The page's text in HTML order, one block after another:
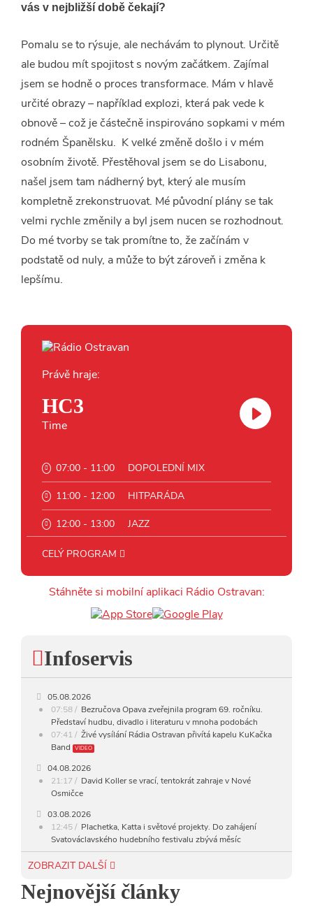
vás v nejbližší době čekají?
Pomalu se to rýsuje, ale nechávám to plynout. Určitě
ale budou mít spojitost s novým začátkem. Zajímal
jsem se hodně o proces transformace. Mám v hlavě
určité obrazy – například explozi, která pak vede k
obnově – což je částečně inspirováno sopkami v mém
rodném Španělsku. K velké změně došlo i v mém
osobním životě. Přestěhoval jsem se do Lisabonu,
našel jsem tam nádherný byt, který ale musím
kompletně zrekonstruovat. Mé původní plány se tak
velmi rychle změnily a byl jsem nucen se rozhodnout.
Do mé tvorby se tak promítne to, že začínám v
podstatě od nuly, a může to být zároveň i změna k
lepšímu.
Právě hraje:
HC3
Time
07:00 - 11:00 DOPOLEDNÍ MIX
11:00 - 12:00 HITPARÁDA
12:00 - 13:00 JAZZ
13:00 - 14:00
14:00 - 15:00 FOLK
15:00 - 16:00 POP STARS
ŽIVĚ: ROZHOVOR S KAPELOU
KUKAČKA BAND
18:00 - 20:00 INDEPENDENT
20:00 - 23:00 VEČERNÍ MIX
CELÝ PROGRAM
Stáhněte si mobilní aplikaci Rádio Ostravan:
Infoservis
05.08.2026
07:58
Bezručova Opava zveřejnila program 69. ročníku.
Představí hudbu, divadlo i literaturu v mnoha podobách
07:41
Živé vysílání Rádia Ostravan přivítá kapelu KuKačka
Band
VIDEO
04.08.2026
21:17
David Koller se vrací, tentokrát zahraje v Nové
Osmičce
03.08.2026
12:45
Plachetka, Katta i světové projekty. Do zahájení
Svatováclavského hudebního festivalu zbývá měsíc
29.07.2026
listopadu v klubu Barrák
VIDEO
10:33
Úsměvné historky ze života ostravské kapely Verše:
ZOBRAZIT DALŠÍ
Nejnovější články